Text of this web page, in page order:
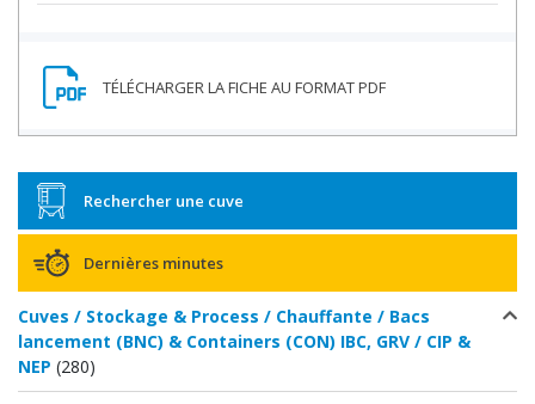
Rechercher une cuve
Dernières minutes
Cuves / Stockage & Process / Chauffante / Bacs
lancement (BNC) & Containers (CON) IBC, GRV / CIP &
NEP (280)